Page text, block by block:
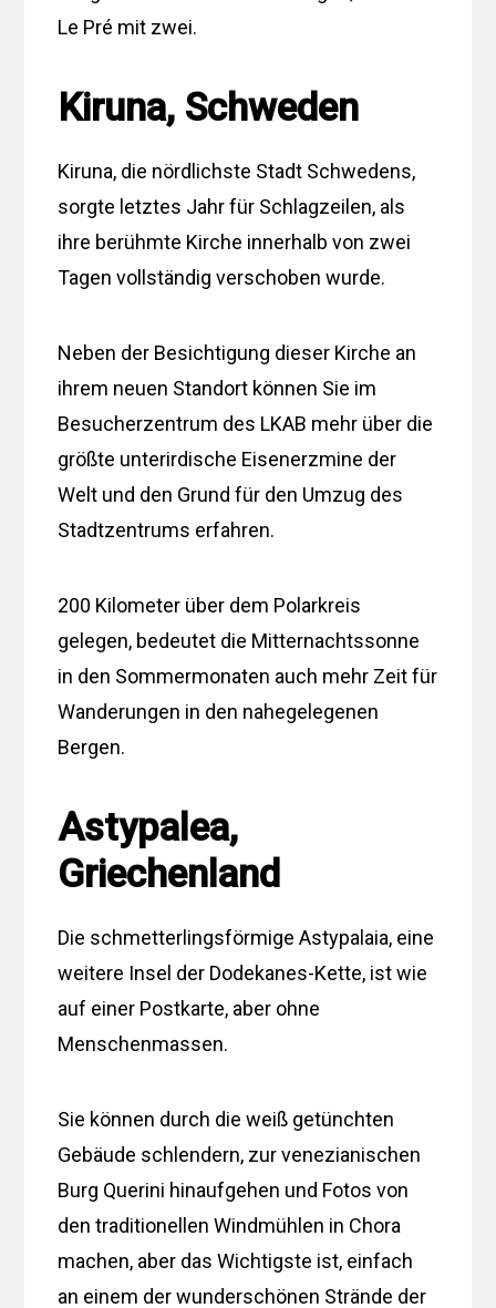
Le Pré mit zwei.
Kiruna, Schweden
Kiruna, die nördlichste Stadt Schwedens,
sorgte letztes Jahr für Schlagzeilen, als
ihre berühmte Kirche innerhalb von zwei
Tagen vollständig verschoben wurde.
Neben der Besichtigung dieser Kirche an
ihrem neuen Standort können Sie im
Besucherzentrum des LKAB mehr über die
größte unterirdische Eisenerzmine der
Welt und den Grund für den Umzug des
Stadtzentrums erfahren.
200 Kilometer über dem Polarkreis
gelegen, bedeutet die Mitternachtssonne
in den Sommermonaten auch mehr Zeit für
Wanderungen in den nahegelegenen
Bergen.
Astypalea,
Griechenland
Die schmetterlingsförmige Astypalaia, eine
weitere Insel der Dodekanes-Kette, ist wie
auf einer Postkarte, aber ohne
Menschenmassen.
Sie können durch die weiß getünchten
Gebäude schlendern, zur venezianischen
Burg Querini hinaufgehen und Fotos von
den traditionellen Windmühlen in Chora
machen, aber das Wichtigste ist, einfach
an einem der wunderschönen Strände der